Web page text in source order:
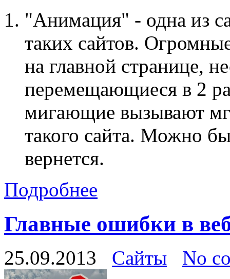
"Анимация" - одна из
таких сайтов.
на главной странице,
перемещающиеся в 2
мигающие вызывают
такого сайта. Можно
вернется.
Подробнее
Главные ошибки в
25.09.2013 Сайты No